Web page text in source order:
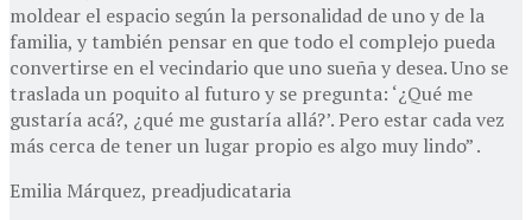
moldear el espacio según la personalidad de uno y de la
familia, y también pensar en que todo el complejo pueda
convertirse en el vecindario que uno sueña y desea. Uno se
traslada un poquito al futuro y se pregunta: ‘¿Qué me
gustaría acá?, ¿qué me gustaría allá?’. Pero estar cada vez
más cerca de tener un lugar propio es algo muy lindo” .
Emilia Márquez, preadjudicataria